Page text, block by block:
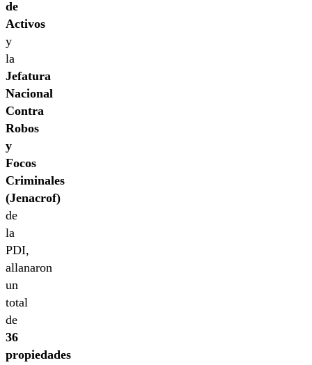
de
Activos
y
la
Jefatura
Nacional
Contra
Robos
y
Focos
Criminales
(Jenacrof)
de
la
PDI,
allanaron
un
total
de
36
propiedades